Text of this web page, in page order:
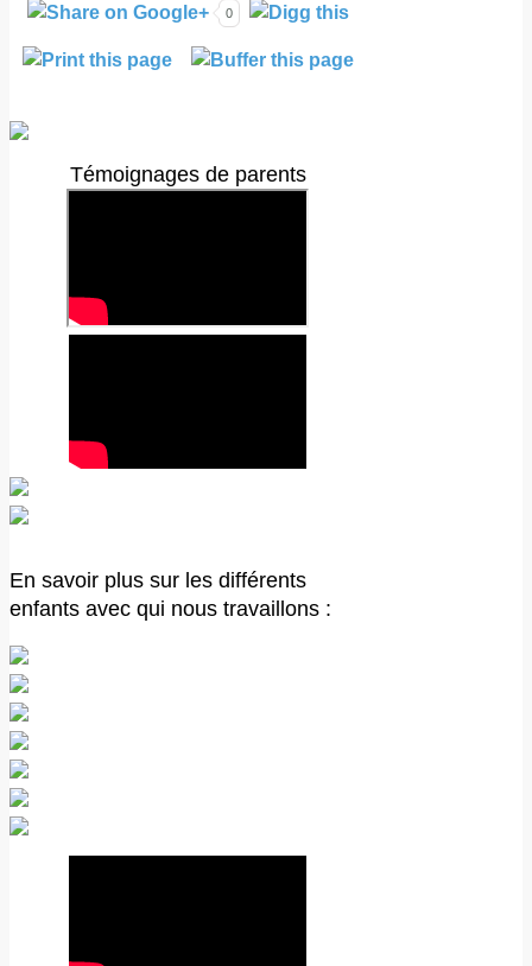
0
Témoignages de parents
En savoir plus sur les différents
enfants avec qui nous travaillons :